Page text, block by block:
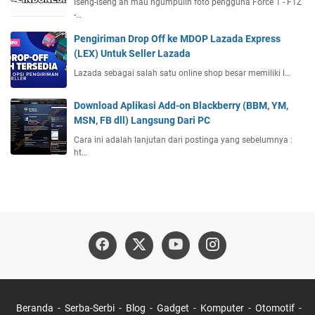
Iseng-iseng ah mau ngumpulin foto pengguna Force 1 - F1Z
-…
Pengiriman Drop Off ke MDOP Lazada Express
(LEX) Untuk Seller Lazada
Lazada sebagai salah satu online shop besar memiliki l…
Download Aplikasi Add-on Blackberry (BBM, YM,
MSN, FB dll) Langsung Dari PC
Cara ini adalah lanjutan dari postinga yang sebelumnya :
ht…
Beranda Serba-Serbi Blog Gadget Komputer Otomotif